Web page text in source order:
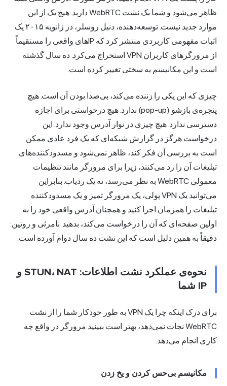
ظاهر می‌شود و شما یک نشت WebRTC دارید. هیچ یک از این
موارد جدید نیست. توسعه‌دهنده،
دنیل روسلر، در ژانویه ۲۰۱۵ یک
اثبات مفهومی کاربردی منتشر کرد
که IPهای واقعی را مستقیماً
از مرورگرهای کاربران VPN استخراج می‌کرد. ده سال گذشته
است و این مکانیسم به سختی تغییر کرده است.
چیزی که این یکی را زننده می‌کند، بی‌صدا بودن آن است. هیچ
پنجره‌ی بازشو (pop-up) ندارد. هیچ درخواستی برای اجازه
دسترسی ندارد. هیچ چیزی در نوار آدرس وجود ندارد. این
درخواست هرگز در گزارش شبکه‌ای که یک فرد عادی ممکن
است به بررسی آن فکر کند، ظاهر نمی‌شود و مسدودکننده‌های
تبلیغات آن را رد می‌کنند، زیرا برای مرورگر مانند تنظیمات
معمولی WebRTC به نظر می‌رسد، نه یک ردیاب. بنابراین
می‌توانید یک VPN پولی، یک مرورگر تمیز و یک مسدودکننده
تبلیغات را همزمان اجرا کنید و همچنان آدرس واقعی خود را به
اولین صفحه‌ای که آن را درخواست می‌کند، بدهید. نامرئی و روتین:
دقیقاً به همین دلیل است که این نشت ده سال دوام آورده است.
نحوه‌ی عملکرد نشت اطلاعات: STUN، NAT و
IP شما
برای درک اینکه چرا یک VPN به طور خودکار شما را از نشت
WebRTC نجات نمی‌دهد، بهتر است ببینید مرورگر در واقع چه
کاری انجام می‌دهد.
مکانیسم بی‌حس کردن و یخ زدن